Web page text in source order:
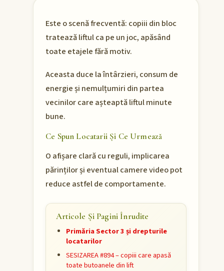
Este o scenă frecventă: copiii din bloc
tratează liftul ca pe un joc, apăsând
toate etajele fără motiv.
Aceasta duce la întârzieri, consum de
energie și nemulțumiri din partea
vecinilor care așteaptă liftul minute
bune.
Ce Spun Locatarii Și Ce Urmează
O afișare clară cu reguli, implicarea
părinților și eventual camere video pot
reduce astfel de comportamente.
Articole Și Pagini Înrudite
Primăria Sector 3 și drepturile
locatarilor
SESIZAREA #894 – copiii care apasă
toate butoanele din lift